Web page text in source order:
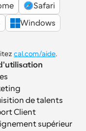
Safari
Windows
cal.com/aide.
de talents
Client
supérieur